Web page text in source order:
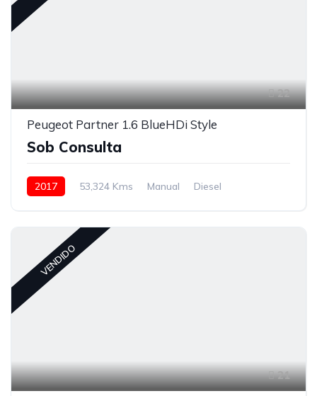
22
Peugeot Partner 1.6 BlueHDi Style
Sob Consulta
2017 53,324 Kms Manual
Diesel
VENDIDO
21